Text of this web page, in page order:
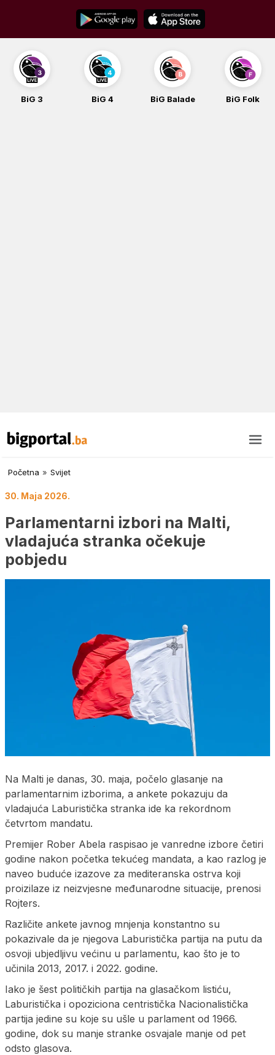
content
BiG 3 BiG 4 BiG Balade BiG Folk
Početna » Svijet
30. Maja 2026.
Parlamentarni izbori na Malti,
vladajuća stranka očekuje
pobjedu
Na Malti je danas, 30. maja, počelo glasanje na
parlamentarnim izborima, a ankete pokazuju da
vladajuća Laburistička stranka ide ka rekordnom
četvrtom mandatu.
Premijer Rober Abela raspisao je vanredne izbore četiri
godine nakon početka tekućeg mandata, a kao razlog je
naveo buduće izazove za mediteranska ostrva koji
proizilaze iz neizvjesne međunarodne situacije, prenosi
Rojters.
Različite ankete javnog mnjenja konstantno su
pokazivale da je njegova Laburistička partija na putu da
osvoji ubjedljivu većinu u parlamentu, kao što je to
učinila 2013, 2017. i 2022. godine.
Iako je šest političkih partija na glasačkom listiću,
Laburistička i opoziciona centristička Nacionalistička
partija jedine su koje su ušle u parlament od 1966.
godine, dok su manje stranke osvajale manje od pet
odsto glasova.